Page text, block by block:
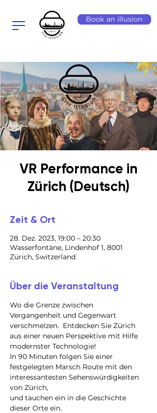
Book an illusion
VR Performance in
Zürich (Deutsch)
Zeit & Ort
28. Dez. 2023, 19:00 – 20:30
Wasserfontäne, Lindenhof 1, 8001
Zürich, Switzerland
Über die Veranstaltung
Wo die Grenze zwischen
Vergangenheit und Gegenwart
verschmelzen.  Entdecken Sie Zürich
aus einer neuen Perspektive mit Hilfe
modernster Technologie!
In 90 Minuten folgen Sie einer
festgelegten Marsch Route mit den
interessantesten Sehenswürdigkeiten
von Zürich,
und tauchen ein in die Geschichte
dieser Orte ein.